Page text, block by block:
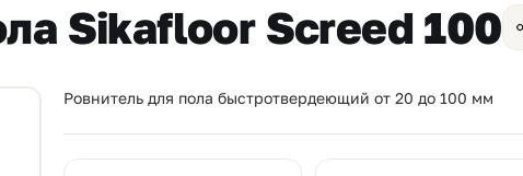
Sikafloor Screed 100
Ровнитель для пола быстротвердеющий от 20 до 100 мм